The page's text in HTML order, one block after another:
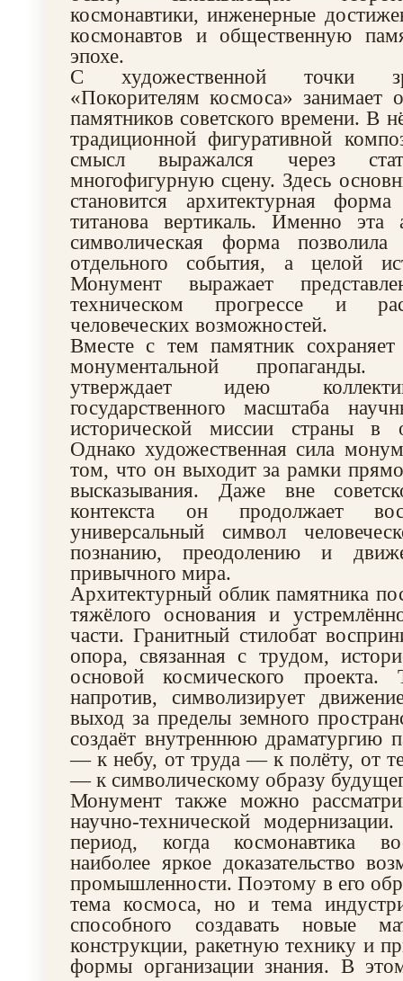
космонавтики, инженерные
космонавтов и общественную
эпохе.
С художественной точки
«Покорителям космоса» занимает
памятников советского времени. В
традиционной фигуративной
смысл выражался через
многофигурную сцену. Здесь
становится архитектурная
титанова вертикаль. Именно эта
символическая форма
отдельного события, а целой
Монумент выражает
техническом прогрессе и
человеческих возможностей.
Вместе с тем памятник сохраняет
монументальной
утверждает идею
государственного масштаба
исторической миссии страны в
Однако художественная сила
том, что он выходит за рамки
высказывания. Даже вне
контекста он продолжает
универсальный символ
познанию, преодолению и
привычного мира.
Архитектурный облик памятника
тяжёлого основания и
части. Гранитный стилобат
опора, связанная с трудом,
основой космического проекта.
напротив, символизирует
выход за пределы земного
создаёт внутреннюю драматургию
— к небу, от труда — к полёту, от
— к символическому образу
Монумент также можно
научно-технической
период, когда космонавтика
наиболее яркое доказательство
промышленности. Поэтому в его
тема космоса, но и тема
способного создавать новые
конструкции, ракетную технику и
формы организации знания. В